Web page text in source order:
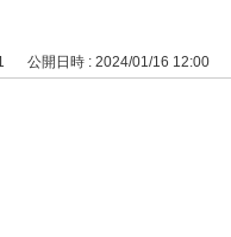
公開日時 : 2024/01/16 12:00